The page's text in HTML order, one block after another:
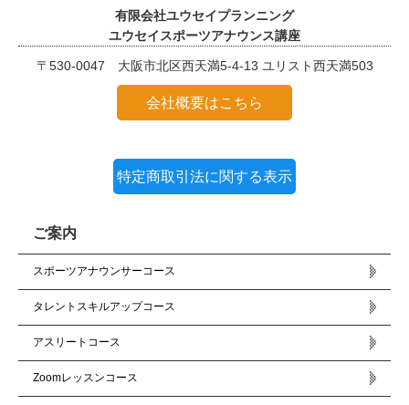
有限会社ユウセイプランニング
ユウセイスポーツアナウンス講座
〒530-0047 大阪市北区西天満5-4-13 ユリスト西天満503
会社概要はこちら
特定商取引法に関する表示
ご案内
スポーツアナウンサーコース
タレントスキルアップコース
アスリートコース
Zoomレッスンコース